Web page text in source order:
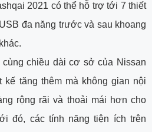
2021 có thể hỗ trợ tới 7 thiết
đa năng trước và sau khoang
chiều dài cơ sở của Nissan
kế tăng thêm mà không gian nội
rộng rãi và thoải mái hơn cho
đó, các tính năng tiện ích trên